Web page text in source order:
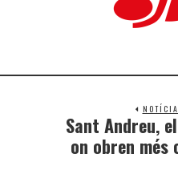
Sant Andreu,
on obren més